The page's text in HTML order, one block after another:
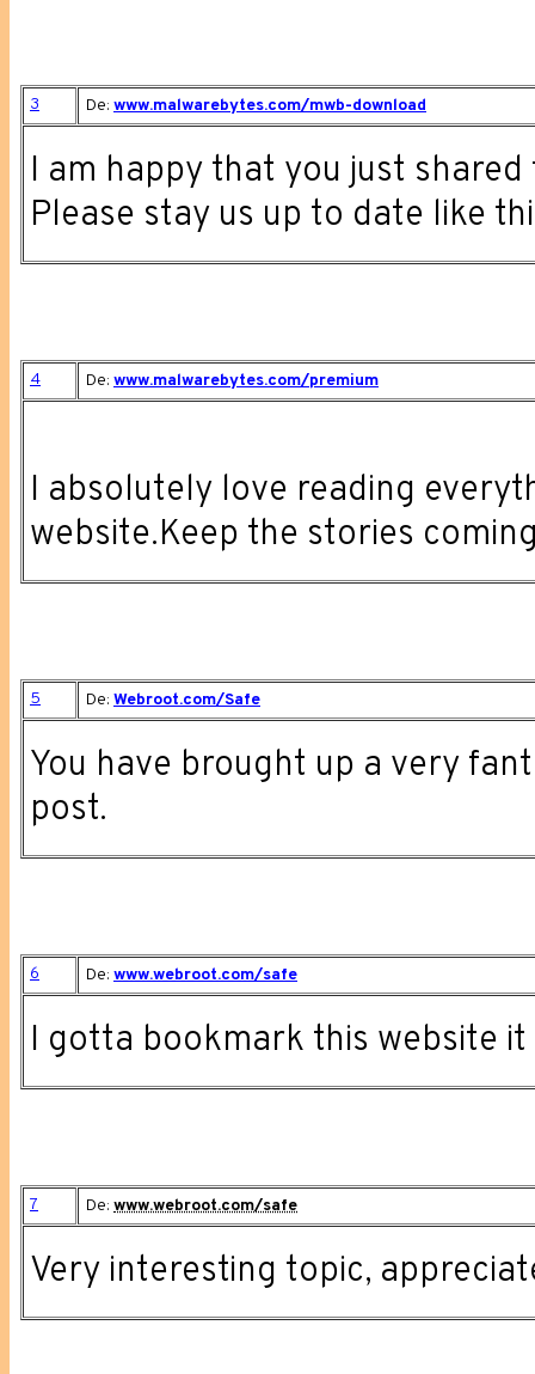
3 De: www.malwarebytes.com/mwb-download
I am happy that you just
Please stay us up to date like
4 De: www.malwarebytes.com/premium
I absolutely love reading
website.Keep the stories
5 De: Webroot.com/Safe
You have brought up a very
post.
6 De: www.webroot.com/safe
I gotta bookmark this website
7 De: www.webroot.com/safe
Very interesting topic,